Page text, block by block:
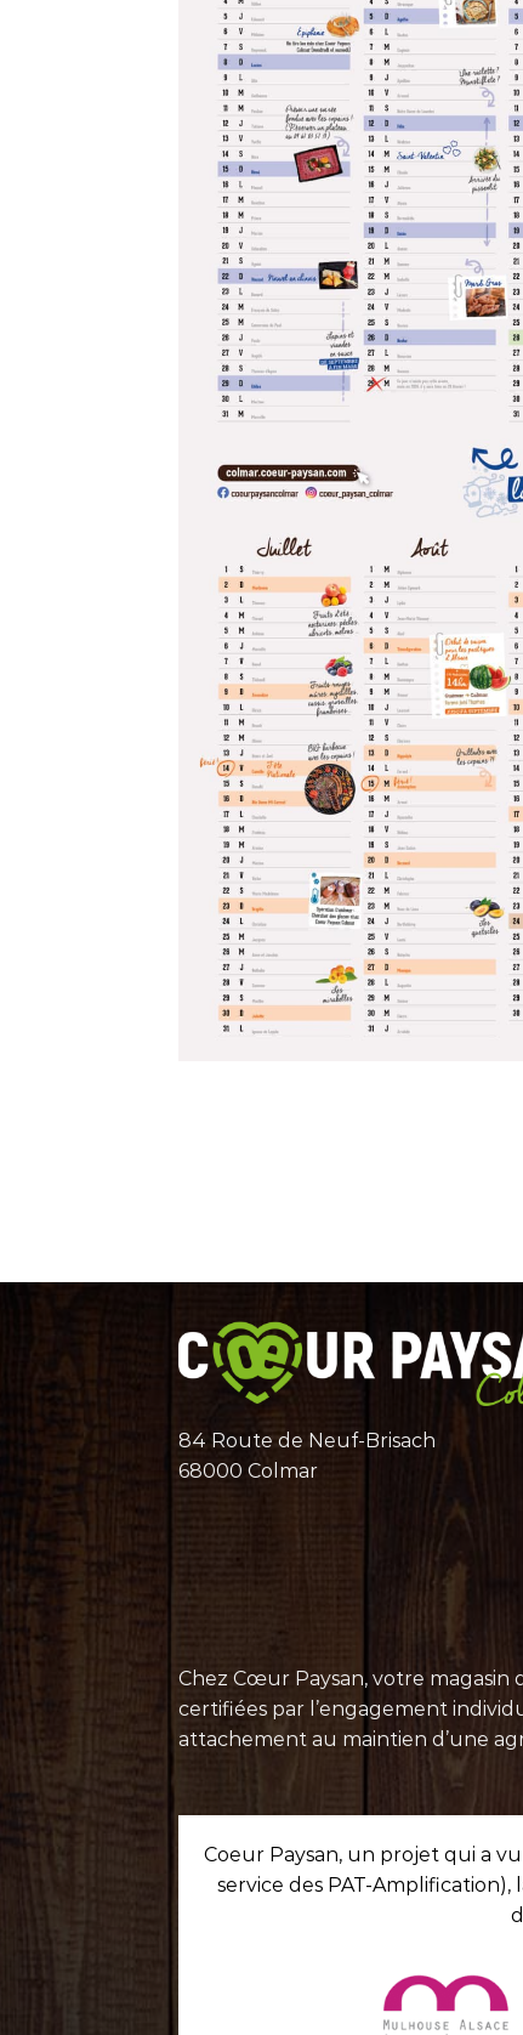
84 Route de Neuf-Brisach
68000 Colmar
Chez Cœur Paysan, votre
certifiées par l’engagement
attachement au maintien d’une
Coeur Paysan, un projet qui a
service des PAT-Amplification),